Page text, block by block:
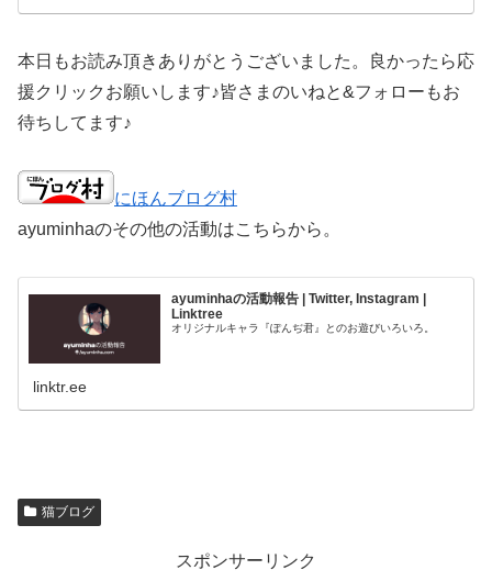
本日もお読み頂きありがとうございました。良かったら応
援クリックお願いします♪皆さまのいねと&フォローもお
待ちしてます♪
にほんブログ村
ayuminhaのその他の活動はこちらから。
ayuminhaの活動報告 | Twitter, Instagram |
Linktree
オリジナルキャラ『ぽんぢ君』とのお遊びいろいろ。
linktr.ee
猫ブログ
スポンサーリンク